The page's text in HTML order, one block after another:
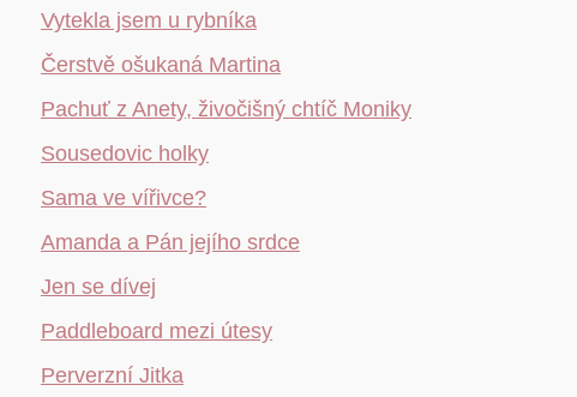
Vytekla jsem u rybníka
Čerstvě ošukaná Martina
Pachuť z Anety, živočišný chtíč Moniky
Sousedovic holky
Sama ve vířivce?
Amanda a Pán jejího srdce
Jen se dívej
Paddleboard mezi útesy
Perverzní Jitka